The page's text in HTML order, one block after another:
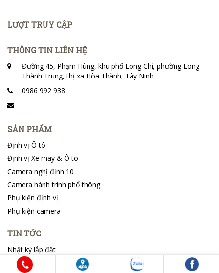
LƯỢT TRUY CẬP
THÔNG TIN LIÊN HỆ
Đường 45, Phạm Hùng, khu phố Long Chí, phường Long
Thành Trung, thị xã Hòa Thành, Tây Ninh
0986 992 938
SẢN PHẨM
Định vị Ô tô
Định vị Xe máy & Ô tô
Camera nghị định 10
Camera hành trình phổ thông
Phụ kiện định vị
Phụ kiện camera
TIN TỨC
Nhật ký lắp đặt
Tin tổng hợp